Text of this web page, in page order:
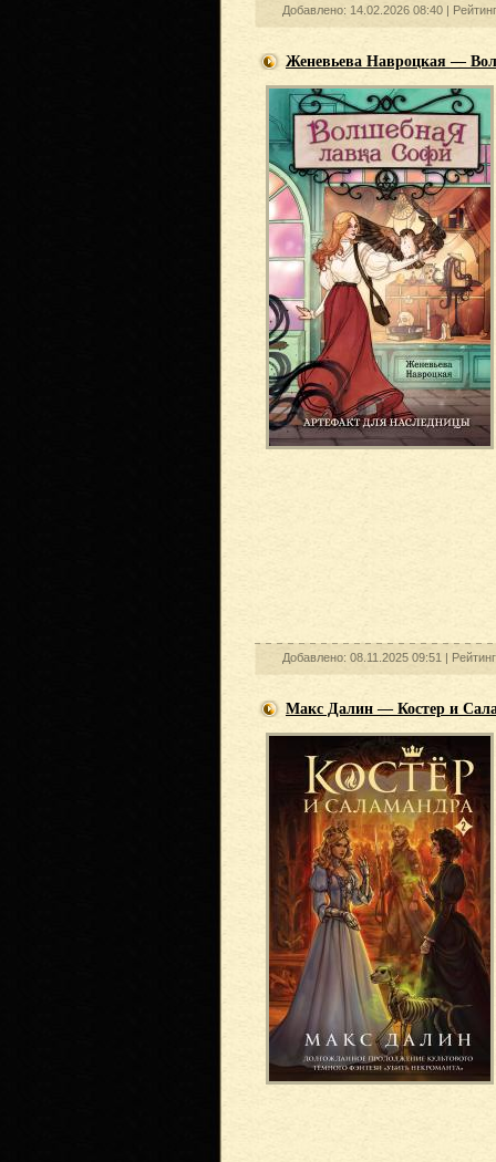
Добавлено: 14.02.2026 08:40 |
Женевьева Навроцкая —
Добавлено: 08.11.2025 09:51 |
Макс Далин — Костер и